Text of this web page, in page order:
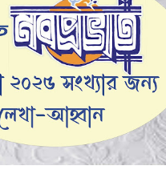
মানুষ তার পশুত্বের পরিচয় দিয়েছে ধর্ষণ ও ন...